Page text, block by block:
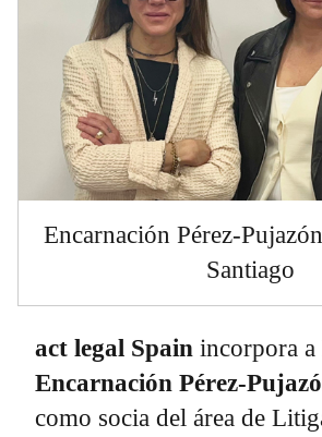
Encarnación Pérez-
Santiago
act legal Spain incorpora a
Encarnación Pérez-
como socia del área de